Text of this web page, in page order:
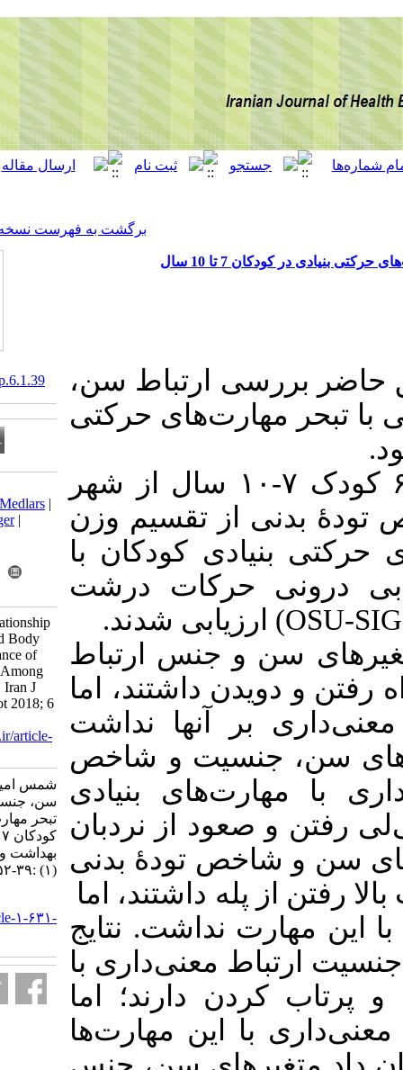
برگشت به فهرست نسخه ها
ارتباط سن،
حرکتی
تعداد ۶۰۰ کودک ۷-۱۰ سال از شهر
تقسیم وزن
کودکان با
حرکات درشت
شدند.
جنس ارتباط
داشتند، اما
آنها نداشت
و شاخص
بنیادی
از نردبان
تودۀ ‌بدنی
داشتند، اما
نتایج
معنی‌داری با
دارند؛ اما
مهارت‌ها
10.30699/acadpub.ijhehp.6.1.39
Download citation:
BibTeX
RIS |EndNote
ProCite
Reference Manager|
Send citation to:
Mendeley
Zotero
Shams A, Vameghi R. Relationship
Between Age, Gender And Body
Mass Index With Performance of
Fundamental Motor Skills Among
Children Aged 7-10 Years. Iran J
Health Educ Health Promot 2018; 6
URL:http://journal.ihepsa.ir/article-
شمس امیر، وامقی روشنک. ارتباط
سن، جنسیت و شاخص تودۀ بدنی با
تبحر مهارت‌های حرکتی بنیادی در
کودکان ۷ تا ۱۰ سال. آموزش
بهداشت و ارتقای سلامت. ۱۳۹۷; ۶
(۱) :۳۹-۵۲
http://journal.ihepsa.ir/article-۱-۶۳۱-